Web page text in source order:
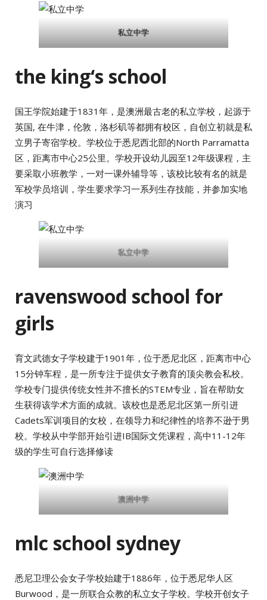
私立中学
the king‘s school
国王学院始建于1831年，是澳洲最古老的私立学校，起源于
英国, 在牛津，伦敦，洛杉矶等都拥有校区，自创立初就是私
立男子寄宿学校。学校位于悉尼西北部的North Parramatta
区，距离市中心25公里。学校开设幼儿园至12年级课程，主
要采取小班教学，一对一课外辅导等，该校比较有名的就是
军校学员培训，学生要求学习一系列生存技能，并参加实地
演习
私立中学
ravenswood school for
girls
育文武德女子学校建于1901年，位于悉尼北区，距离市中心
15分钟车程，是一所专注于提供女子教育的顶尖教会私校。
学校专门提供传统女性并不擅长的STEM专业，旨在帮助女
生获得该学术方面的成就。该校也是悉尼北区第一所引进
Cadets军训项目的女校，在领导力和纪律性的培养不逊于男
校。学校从中学部开始引进IB国际文凭课程，高中11-12年
级的学生可自行选择修读
澳洲中学
mlc school sydney
悉尼卫理公会女子学校始建于1886年，位于悉尼华人区
Burwood，是一所联合众教的私立女子学校。学校开创女子